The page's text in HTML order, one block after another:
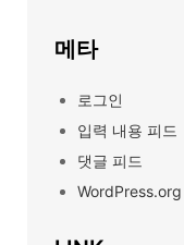
메타
로그인
입력 내용 피드
댓글 피드
WordPress.org